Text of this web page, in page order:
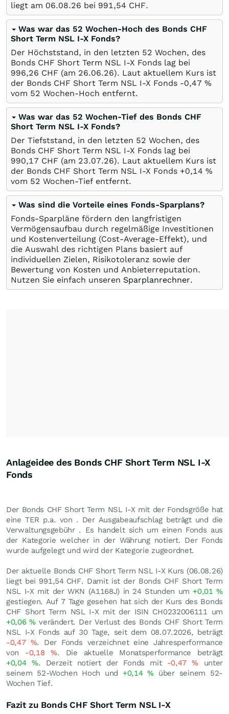
liegt am 06.08.26 bei 991,54 CHF.
Was war das 52 Wochen-Hoch des Bonds CHF
Short Term NSL I-X Fonds?
Der Höchststand, in den letzten 52 Wochen, des
Bonds CHF Short Term NSL I-X Fonds lag bei
996,26 CHF (am 26.06.26). Laut aktuellem Kurs ist
der Bonds CHF Short Term NSL I-X Fonds -0,47 %
vom 52 Wochen-Hoch entfernt.
Was war das 52 Wochen-Tief des Bonds CHF
Short Term NSL I-X Fonds?
Der Tiefststand, in den letzten 52 Wochen, des
Bonds CHF Short Term NSL I-X Fonds lag bei
990,17 CHF (am 23.07.26). Laut aktuellem Kurs ist
der Bonds CHF Short Term NSL I-X Fonds +0,14 %
vom 52 Wochen-Tief entfernt.
Was sind die Vorteile eines Fonds-Sparplans?
Fonds-Sparpläne fördern den langfristigen
Vermögensaufbau durch regelmäßige Investitionen
und Kostenverteilung (Cost-Average-Effekt), und
die Auswahl des richtigen Plans basiert auf
individuellen Zielen, Risikotoleranz sowie der
Bewertung von Kosten und Anbieterreputation.
Nutzen Sie einfach unseren Sparplanrechner.
Anlageidee des Bonds CHF Short Term NSL I-X
Fonds
Der Bonds CHF Short Term NSL I-X mit der Fondsgröße hat
eine TER p.a. von . Der Ausgabeaufschlag beträgt und die
Verwaltungsgebühr . Es handelt sich um einen Fonds aus
der Kategorie welcher in der Währung notiert. Der Fonds
wurde aufgelegt und wird der Kategorie zugeordnet.
Der aktuelle Bonds CHF Short Term NSL I-X Kurs (06.08.26)
liegt bei 991,54 CHF. Damit ist der Bonds CHF Short Term
NSL I-X mit der WKN (A1168J) in 24 Stunden um +0,01%
gestiegen. Auf 7 Tage gesehen hat sich der Kurs des Bonds
CHF Short Term NSL I-X mit der ISIN CH0232006111 um
+0,06% verändert. Der Verlust des Bonds CHF Short Term
NSL I-X Fonds auf 30 Tage, seit dem 08.07.2026, beträgt
-0,47 %. Der Fonds verzeichnet eine Jahresperformance
von -0,18%. Die aktuelle Monatsperformance beträgt
+0,04 %. Derzeit notiert der Fonds mit -0,47% unter
seinem 52-Wochen Hoch und +0,14% über seinem 52-
Wochen Tief.
Fazit zu Bonds CHF Short Term NSL I-X